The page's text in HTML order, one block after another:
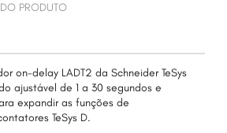
PRODUTO
on-delay LADT2 da Schneider TeSys
ajustável de 1 a 30 segundos e
expandir as funções de
TeSys D.